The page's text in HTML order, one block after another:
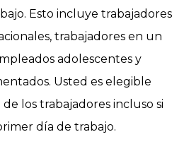
Esto incluye trabajadores
trabajadores en un
adolescentes y
Usted es elegible
los trabajadores incluso si
día de trabajo.